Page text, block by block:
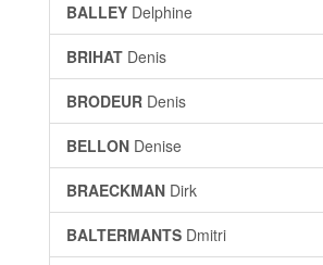
BALLEY Delphine
BRIHAT Denis
BRODEUR Denis
BELLON Denise
BRAECKMAN Dirk
BALTERMANTS Dmitri